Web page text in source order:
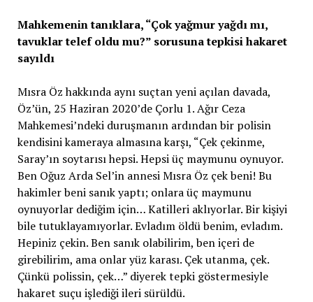
Mahkemenin tanıklara, “Çok yağmur yağdı mı,
tavuklar telef oldu mu?” sorusuna tepkisi hakaret
sayıldı
Mısra Öz hakkında aynı suçtan yeni açılan davada,
Öz’ün, 25 Haziran 2020’de Çorlu 1. Ağır Ceza
Mahkemesi’ndeki duruşmanın ardından bir polisin
kendisini kameraya almasına karşı, “Çek çekinme,
Saray’ın soytarısı hepsi. Hepsi üç maymunu oynuyor.
Ben Oğuz Arda Sel’in annesi Mısra Öz çek beni! Bu
hakimler beni sanık yaptı; onlara üç maymunu
oynuyorlar dediğim için… Katilleri aklıyorlar. Bir kişiyi
bile tutuklayamıyorlar. Evladım öldü benim, evladım.
Hepiniz çekin. Ben sanık olabilirim, ben içeri de
girebilirim, ama onlar yüz karası. Çek utanma, çek.
Çünkü polissin, çek…” diyerek tepki göstermesiyle
hakaret suçu işlediği ileri sürüldü.